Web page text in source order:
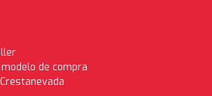
de compra